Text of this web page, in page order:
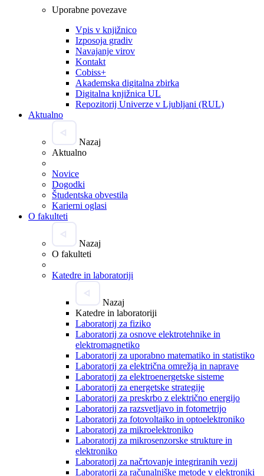
Uporabne povezave
Vpis v knjižnico
Izposoja gradiv
Navajanje virov
Kontakt
Cobiss+
Akademska digitalna zbirka
Digitalna knjižnica UL
Repozitorij Univerze v Ljubljani (RUL)
Aktualno
Nazaj
Aktualno
Novice
Dogodki
Študentska obvestila
Karierni oglasi
O fakulteti
Nazaj
O fakulteti
Katedre in laboratoriji
Nazaj
Katedre in laboratoriji
Laboratorij za fiziko
Laboratorij za osnove elektrotehnike in
elektromagnetiko
Laboratorij za uporabno matematiko in statistiko
Laboratorij za električna omrežja in naprave
Laboratorij za elektroenergetske sisteme
Laboratorij za energetske strategije
Laboratorij za preskrbo z električno energijo
Laboratorij za razsvetljavo in fotometrijo
Laboratorij za fotovoltaiko in optoelektroniko
Laboratorij za mikroelektroniko
Laboratorij za mikrosenzorske strukture in
elektroniko
Laboratorij za načrtovanje integriranih vezij
Laboratorij za računalniške metode v elektroniki